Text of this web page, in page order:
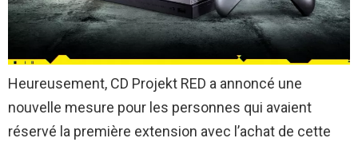
Heureusement, CD Projekt RED a annoncé une
nouvelle mesure pour les personnes qui avaient
réservé la première extension avec l’achat de cette